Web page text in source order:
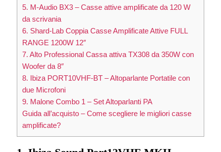
5. M-Audio BX3 – Casse attive amplificate da 120 W
da scrivania
6. Shard-Lab Coppia Casse Amplificate Attive FULL
RANGE 1200W 12″
7. Alto Professional Cassa attiva TX308 da 350W con
Woofer da 8″
8. Ibiza PORT10VHF-BT – Altoparlante Portatile con
due Microfoni
9. Malone Combo 1 – Set Altoparlanti PA
Guida all’acquisto – Come scegliere le migliori casse
amplificate?